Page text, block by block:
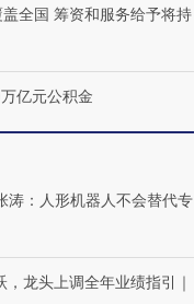
全国 筹资和服务给予将持
亿元公积金
涛：人形机器人不会替代专
，龙头上调全年业绩指引｜